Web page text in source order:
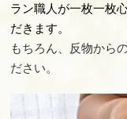
ラン職人が一枚一枚
だきます。
もちろん、反物から
ださい。